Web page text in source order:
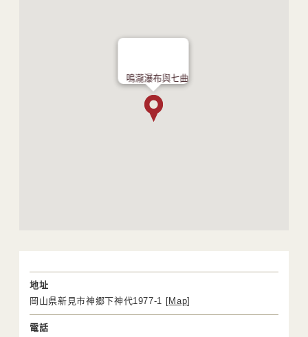
鳴瀧瀑布與七曲
地址
岡山県新見市神郷下神代1977-1 [Map]
電話